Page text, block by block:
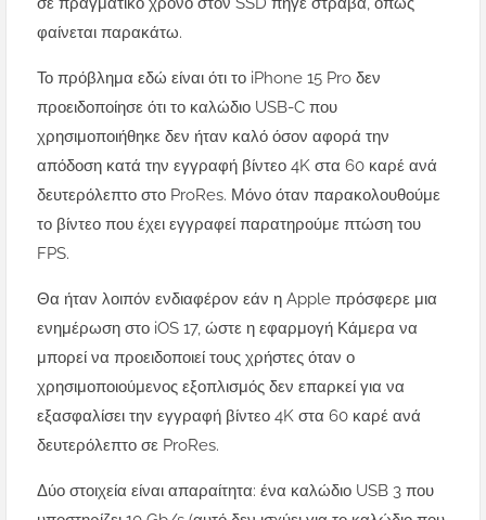
φαίνεται παρακάτω.
Το πρόβλημα εδώ είναι ότι το iPhone 15 Pro δεν
προειδοποίησε ότι το καλώδιο USB-C που
χρησιμοποιήθηκε δεν ήταν καλό όσον αφορά την
απόδοση κατά την εγγραφή βίντεο 4K στα 60 καρέ ανά
δευτερόλεπτο στο ProRes. Μόνο όταν παρακολουθούμε
το βίντεο που έχει εγγραφεί παρατηρούμε πτώση του
FPS.
Θα ήταν λοιπόν ενδιαφέρον εάν η Apple πρόσφερε μια
ενημέρωση στο iOS 17, ώστε η εφαρμογή Κάμερα να
μπορεί να προειδοποιεί τους χρήστες όταν ο
χρησιμοποιούμενος εξοπλισμός δεν επαρκεί για να
εξασφαλίσει την εγγραφή βίντεο 4K στα 60 καρέ ανά
δευτερόλεπτο σε ProRes.
Δύο στοιχεία είναι απαραίτητα: ένα καλώδιο USB 3 που